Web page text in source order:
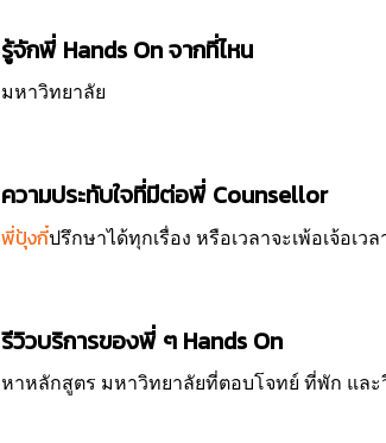
รู้จักพี่ Hands On จากที่ไหน
มหาวิทยาลัย
ความประทับใจที่มีต่อพี่ Counsellor
พี่ปุ้งกี๋ปรึกษาได้ทุกเรื่อง หรือเวลาจะเพ้อเจ้อเ
รีวิวบริการของพี่ ๆ Hands On
หาหลักสูตร มหาวิทยาลัยที่ตอบโจทย์ ที่พัก และ